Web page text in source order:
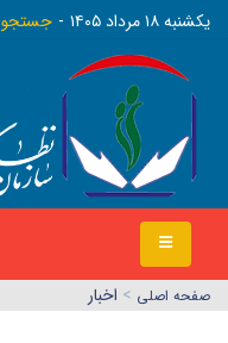
يکشنبه ١٨ مرداد ١٤٠٥ جستجو
صفحه اصلي > اخبار